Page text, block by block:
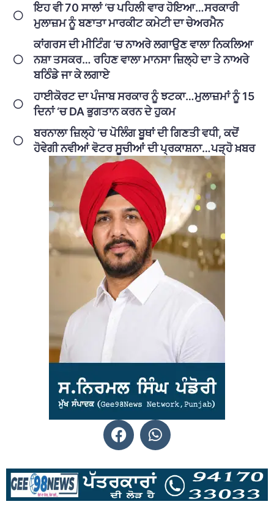
ਇਹ ਵੀ 70 ਸਾਲਾਂ ‘ਚ ਪਹਿਲੀ ਵਾਰ ਹੋਇਆ…ਸਰਕਾਰੀ
ਮੁਲਾਜ਼ਮ ਨੂੰ ਬਣਾਤਾ ਮਾਰਕੀਟ ਕਮੇਟੀ ਦਾ ਚੇਅਰਮੈਨ
ਕਾਂਗਰਸ ਦੀ ਮੀਟਿੰਗ ‘ਚ ਨਾਅਰੇ ਲਗਾਉਣ ਵਾਲਾ ਨਿਕਲਿਆ
ਨਸ਼ਾ ਤਸਕਰ… ਰਹਿਣ ਵਾਲਾ ਮਾਨਸਾ ਜ਼ਿਲ੍ਹੇ ਦਾ ਤੇ ਨਾਅਰੇ
ਬਠਿੰਡੇ ਜਾ ਕੇ ਲਗਾਏ
ਹਾਈਕੋਰਟ ਦਾ ਪੰਜਾਬ ਸਰਕਾਰ ਨੂੰ ਝਟਕਾ…ਮੁਲਾਜ਼ਮਾਂ ਨੂੰ 15
ਦਿਨਾਂ ‘ਚ DA ਭੁਗਤਾਨ ਕਰਨ ਦੇ ਹੁਕਮ
ਬਰਨਾਲਾ ਜ਼ਿਲ੍ਹੇ ‘ਚ ਪੋਲਿੰਗ ਬੂਥਾਂ ਦੀ ਗਿਣਤੀ ਵਧੀ, ਕਦੋਂ
ਹੋਵੇਗੀ ਨਵੀਆਂ ਵੋਟਰ ਸੂਚੀਆਂ ਦੀ ਪ੍ਰਕਾਸ਼ਨਾ…ਪੜ੍ਹੋ ਖ਼ਬਰ